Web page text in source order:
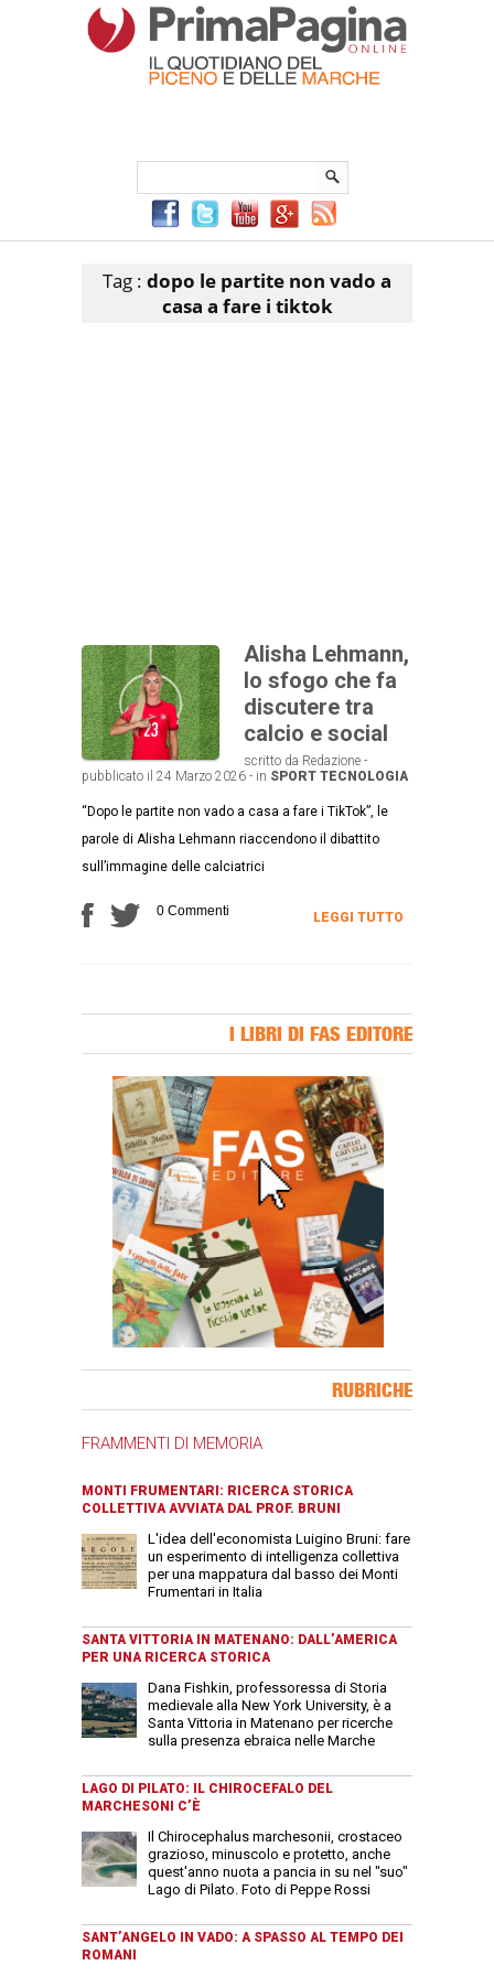
dopo le partite non vado a casa a fare i tiktok
Tag : dopo le partite non vado a
casa a fare i tiktok
Alisha Lehmann,
lo sfogo che fa
discutere tra
calcio e social
scritto da Redazione -
pubblicato il 24 Marzo 2026 - in SPORT TECNOLOGIA
“Dopo le partite non vado a casa a fare i TikTok”, le
parole di Alisha Lehmann riaccendono il dibattito
sull’immagine delle calciatrici
0 Commenti LEGGI TUTTO
I LIBRI DI FAS EDITORE
RUBRICHE
FRAMMENTI DI MEMORIA
MONTI FRUMENTARI: RICERCA STORICA
COLLETTIVA AVVIATA DAL PROF. BRUNI
L'idea dell'economista Luigino Bruni: fare
un esperimento di intelligenza collettiva
per una mappatura dal basso dei Monti
Frumentari in Italia
SANTA VITTORIA IN MATENANO: DALL’AMERICA
PER UNA RICERCA STORICA
Dana Fishkin, professoressa di Storia
medievale alla New York University, è a
Santa Vittoria in Matenano per ricerche
sulla presenza ebraica nelle Marche
LAGO DI PILATO: IL CHIROCEFALO DEL
MARCHESONI C’È
Il Chirocephalus marchesonii, crostaceo
grazioso, minuscolo e protetto, anche
quest'anno nuota a pancia in su nel "suo"
Lago di Pilato. Foto di Peppe Rossi
SANT’ANGELO IN VADO: A SPASSO AL TEMPO DEI
ROMANI